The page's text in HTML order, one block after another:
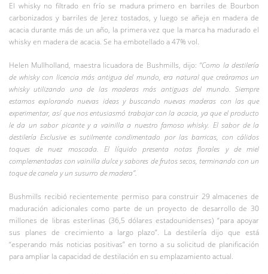
El whisky no filtrado en frío se madura primero en barriles de Bourbon
carbonizados y barriles de Jerez tostados, y luego se añeja en madera de
acacia durante más de un año, la primera vez que la marca ha madurado el
whisky en madera de acacia. Se ha embotellado a 47% vol.
Helen Mullholland, maestra licuadora de Bushmills, dijo: “Como la destilería
de whisky con licencia más antigua del mundo, era natural que creáramos un
whisky utilizando una de las maderas más antiguas del mundo. Siempre
estamos explorando nuevas ideas y buscando nuevas maderas con las que
experimentar, así que nos entusiasmó trabajar con la acacia, ya que el producto
le da un sabor picante y a vainilla a nuestro famoso whisky. El sabor de la
destilería Exclusive es sutilmente condimentado por las barricas, con cálidos
toques de nuez moscada. El líquido presenta notas florales y de miel
complementadas con vainilla dulce y sabores de frutos secos, terminando con un
toque de canela y un susurro de madera”.
Bushmills recibió recientemente permiso para construir 29 almacenes de
maduración adicionales como parte de un proyecto de desarrollo de 30
millones de libras esterlinas (36,5 dólares estadounidenses) “para apoyar
sus planes de crecimiento a largo plazo”. La destilería dijo que está
“esperando más noticias positivas” en torno a su solicitud de planificación
para ampliar la capacidad de destilación en su emplazamiento actual.